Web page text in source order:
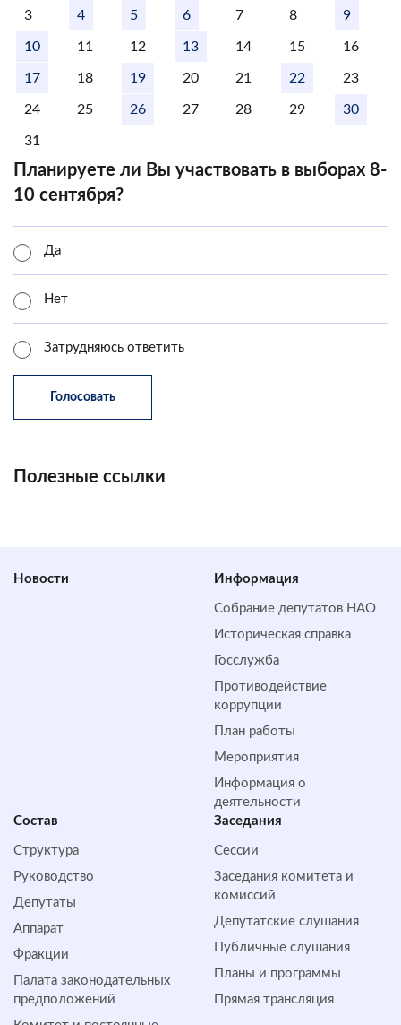
3 4 5 6 7 8 9
10 11 12 13 14 15 16
17 18 19 20 21 22 23
24 25 26 27 28 29 30
31
Планируете ли Вы участвовать в выборах 8-
10 сентября?
Да
Нет
Затрудняюсь ответить
Полезные ссылки
Новости Информация
Собрание депутатов НАО
Историческая справка
Госслужба
Противодействие
коррупции
План работы
Мероприятия
Информация о
деятельности
Состав
Структура
Руководство
Депутаты
Аппарат
Фракции
Палата законодательных
предположений
Заседания
Сессии
Заседания комитета и
комиссий
Депутатские слушания
Публичные слушания
Планы и программы
Прямая трансляция